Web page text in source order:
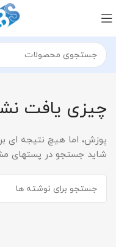
چیزی یافت
پوزش، اما هیچ نتیجه ای
شاید جستجو در پستهای